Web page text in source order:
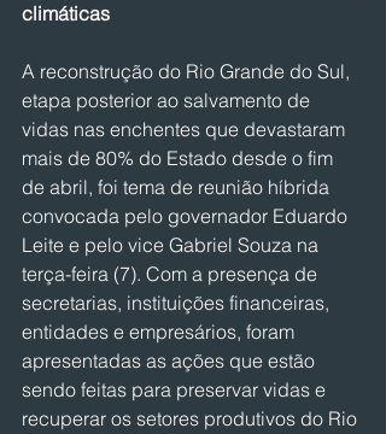
climáticas
A reconstrução do Rio Grande do Sul,
etapa posterior ao salvamento de
vidas nas enchentes que devastaram
mais de 80% do Estado desde o fim
de abril, foi tema de reunião híbrida
convocada pelo governador Eduardo
Leite e pelo vice Gabriel Souza na
terça-feira (7). Com a presença de
secretarias, instituições financeiras,
entidades e empresários, foram
apresentadas as ações que estão
sendo feitas para preservar vidas e
recuperar os setores produtivos do Rio